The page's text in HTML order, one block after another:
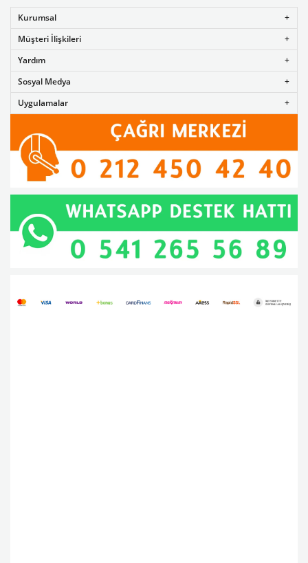
Kurumsal
Müşteri İlişkileri
Yardım
Sosyal Medya
Uygulamalar